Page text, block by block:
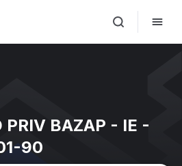
PRIV BAZAP - IE -
90